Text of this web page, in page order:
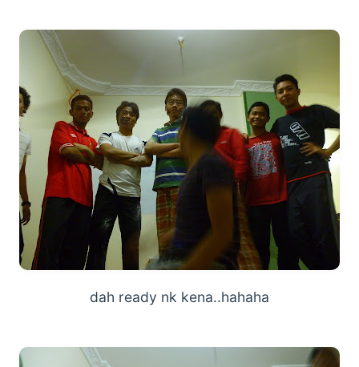
dah ready nk kena..hahaha